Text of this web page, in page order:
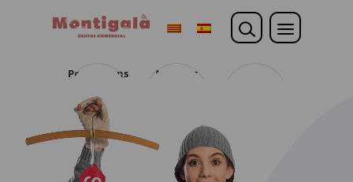
Promocions Noticies